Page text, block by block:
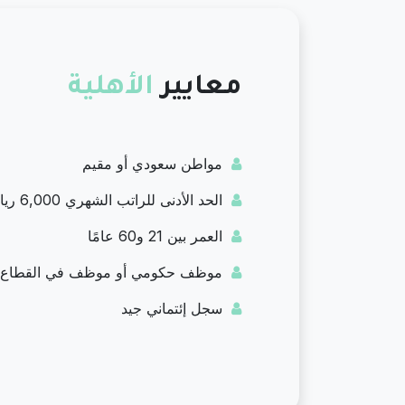
معايير الأهلية
مواطن سعودي أو مقيم
الحد الأدنى للراتب الشهري 6,000 ريال سعودي
العمر بين 21 و60 عامًا
موظف حكومي أو موظف في
سجل إئتماني جيد